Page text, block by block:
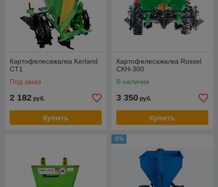
Картофелесажалка Kerland
CT1
Под заказ
2 182 руб.
Купить
Картофелесажалка Rossel
СКН-300
В наличии
3 350 руб.
Купить
-5%